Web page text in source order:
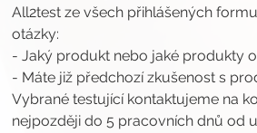
All2test ze všech přihlášených
otázky:
- Jaký produkt nebo jaké produkty
- Máte již předchozí zkušenost s
Vybrané testující kontaktujeme na
nejpozději do 5 pracovních dnů od